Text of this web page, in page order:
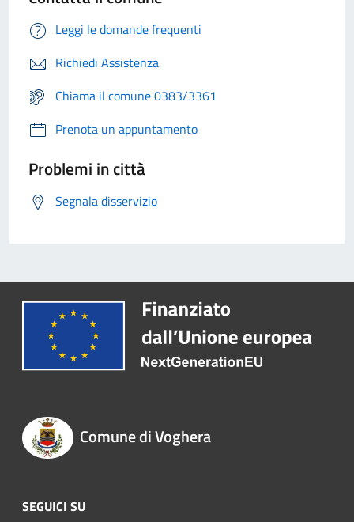
Leggi le domande frequenti
Richiedi Assistenza
Chiama il comune 0383/3361
Prenota un appuntamento
Problemi in città
Segnala disservizio
Comune di Voghera
SEGUICI SU